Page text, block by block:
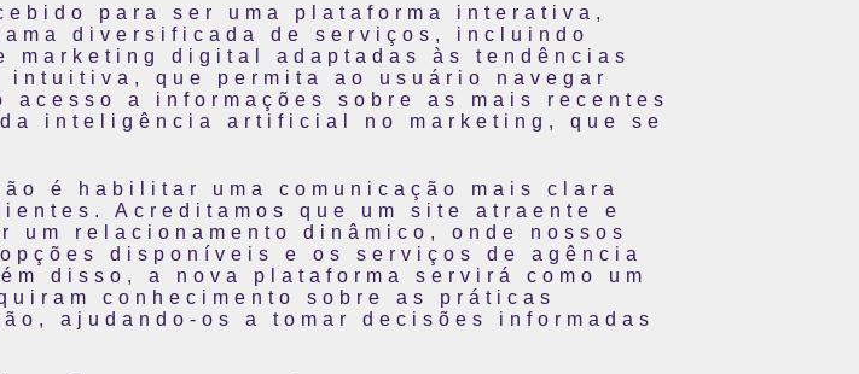
para ser uma plataforma interativa,
diversificada de serviços, incluindo
digital adaptadas às tendências
que permita ao usuário navegar
a informações sobre as mais recentes
inteligência artificial no marketing, que se
é habilitar uma comunicação mais clara
Acreditamos que um site atraente e
relacionamento dinâmico, onde nossos
disponíveis e os serviços de agência
disso, a nova plataforma servirá como um
conhecimento sobre as práticas
ajudando-os a tomar decisões informadas